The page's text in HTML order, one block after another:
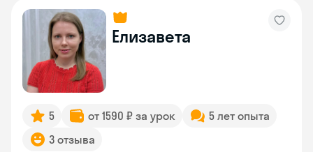
Елизавета
5 от 1590 ₽ за урок
5 лет опыта
3 отзыва